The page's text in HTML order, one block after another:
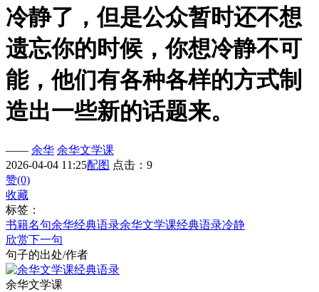
冷静了，但是公众暂时还不想
遗忘你的时候，你想冷静不可
能，他们有各种各样的方式制
造出一些新的话题来。
—— 余华 余华文学课
2026-04-04 11:25配图 点击：9
赞(0)
收藏
标签：
书籍名句余华经典语录余华文学课经典语录冷静
欣赏下一句
句子的出处/作者
余华文学课